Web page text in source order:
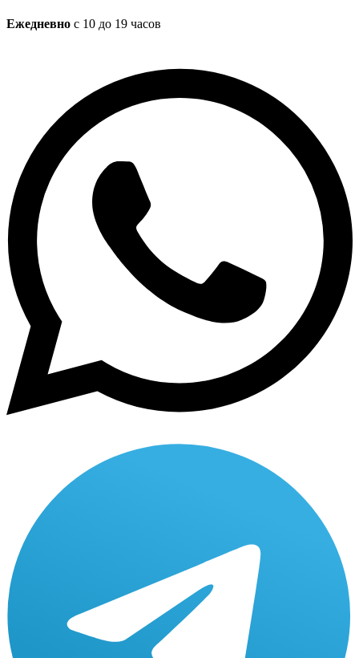
Ежедневно с 10 до 19 часов